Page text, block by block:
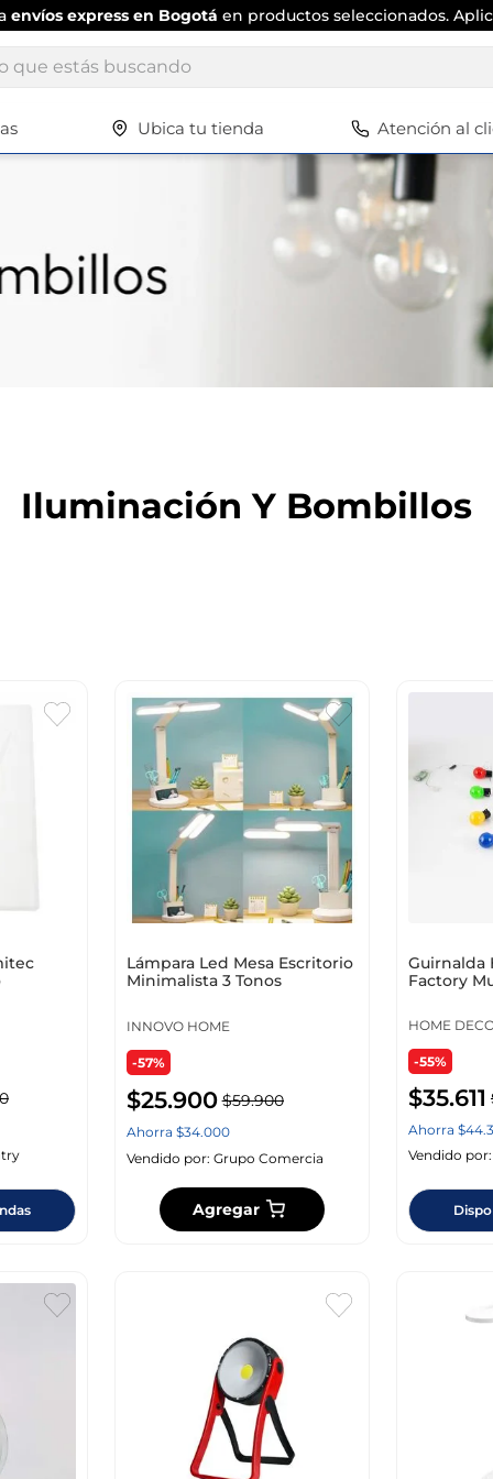
envíos express en Bogotá en productos seleccionados.
estás buscando
Ubica tu tienda Atención al
Iluminación Y Bombillos
Lámpara Led Mesa Escritorio
Minimalista 3 Tonos
INNOVO HOME
-57%
$25.900 $59.900
Ahorra $34.000
Vendido por: Grupo Comercia
Agregar
Guirnalda
Factory
HOME
-55%
$35.611
Ahorra $44.
Vendido
Términos más buscados
vajilla
4.
silla
cafetera
10 . cuadros